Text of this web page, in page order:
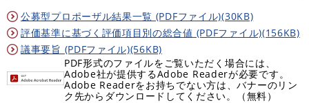
公募型プロポーザル結果一覧 (PDFファイル)(30KB)
評価基準に基づく評価項目別の総合値 (PDFファイル)(156KB)
議事要旨 (PDFファイル)(56KB)
PDF形式のファイルをご覧いただく場合には、
Adobe社が提供するAdobe Readerが必要です。
Adobe Readerをお持ちでない方は、バナーのリン
ク先からダウンロードしてください。（無料）